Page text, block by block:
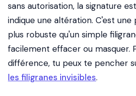
sans autorisation, la signature
indique une altération. C'est
plus robuste qu'un simple
facilement effacer ou masquer.
différence, tu peux te pencher
les filigranes invisibles.